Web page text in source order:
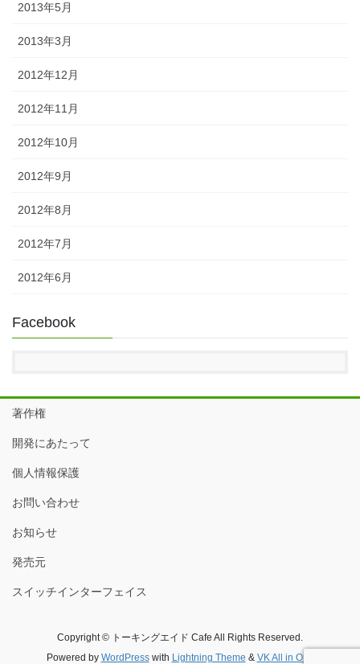
2013年5月
2013年3月
2012年12月
2012年11月
2012年10月
2012年9月
2012年8月
2012年7月
2012年6月
Facebook
著作権
開発にあたって
個人情報保護
お問い合わせ
お知らせ
発売元
スイッチインターフェイス
Copyright © トーキングエイド Cafe All Rights Reserved.
Powered by WordPresswith Lightning Theme & VK All in One